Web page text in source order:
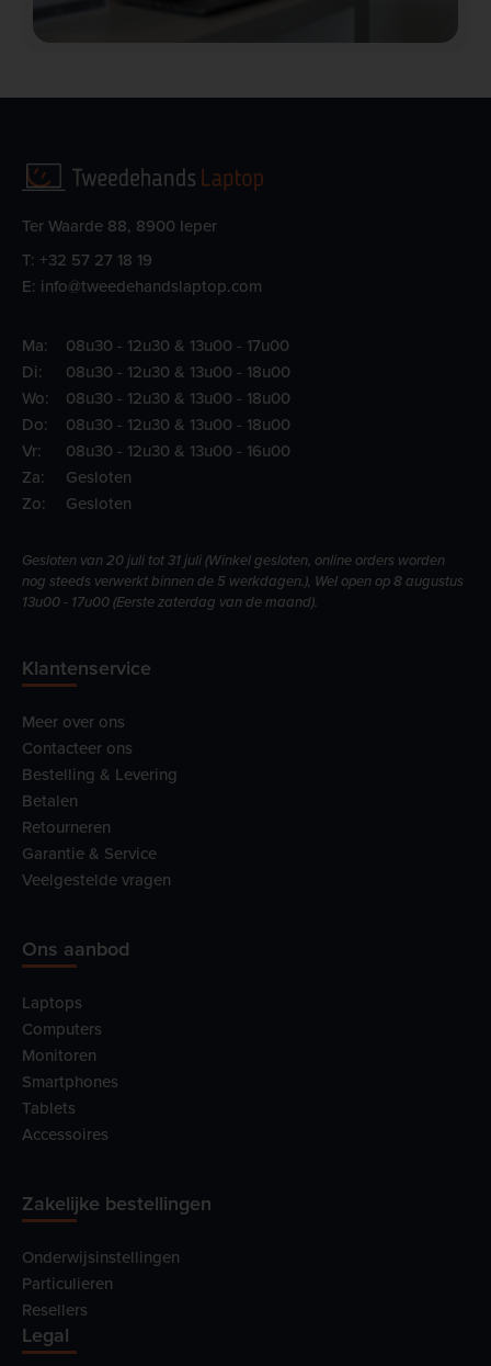
Ter Waarde 88, 8900 Ieper
T: +32 57 27 18 19
E: info@tweedehandslaptop.com
Ma:
08u30 - 12u30 & 13u00 - 17u00
Di:
08u30 - 12u30 & 13u00 - 18u00
Wo:
08u30 - 12u30 & 13u00 - 18u00
Do:
08u30 - 12u30 & 13u00 - 18u00
Vr:
08u30 - 12u30 & 13u00 - 16u00
Za:
Gesloten
Zo:
Gesloten
Gesloten van 20 juli tot 31 juli (Winkel gesloten, online orders worden
nog steeds verwerkt binnen de 5 werkdagen.), Wel open op 8 augustus
13u00 - 17u00 (Eerste zaterdag van de maand).
Klantenservice
Meer over ons
Contacteer ons
Bestelling & Levering
Betalen
Retourneren
Garantie & Service
Veelgestelde vragen
Ons aanbod
Laptops
Computers
Monitoren
Smartphones
Tablets
Accessoires
Zakelijke bestellingen
Onderwijsinstellingen
Particulieren
Resellers
Legal